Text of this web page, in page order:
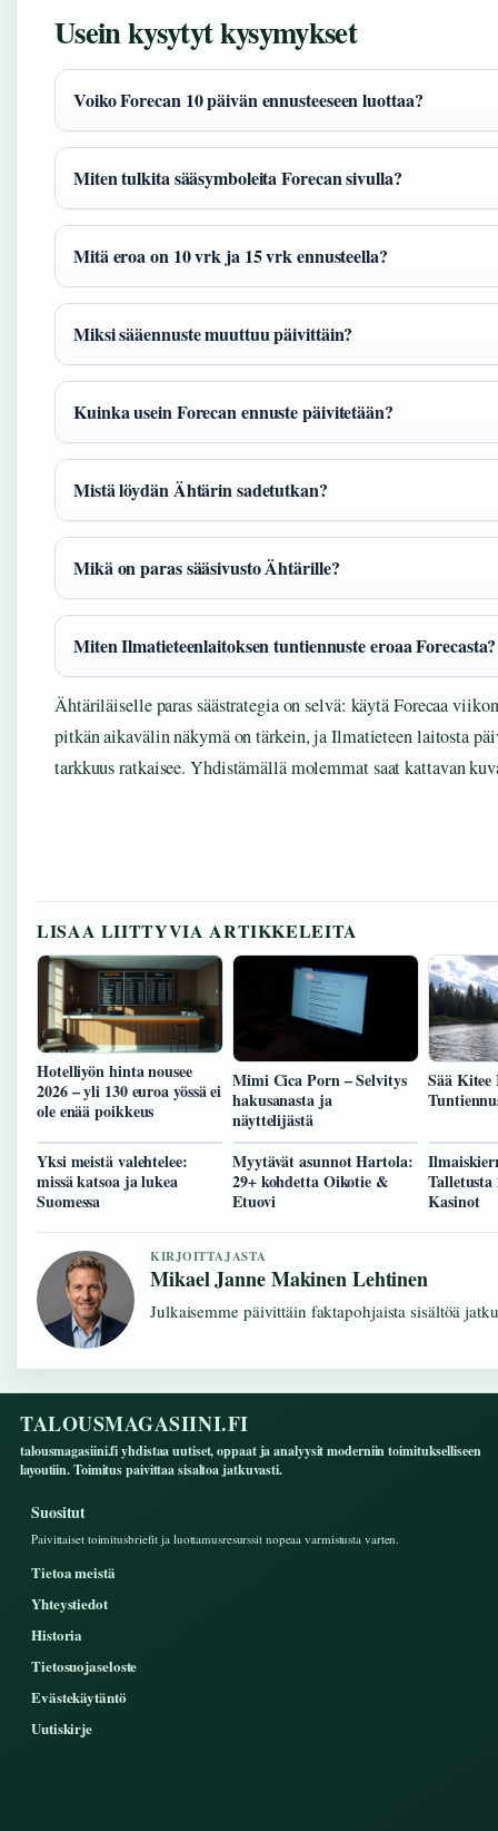
Usein kysytyt kysymykset
Voiko Forecan 10 päivän ennusteeseen luottaa?
Miten tulkita sääsymboleita Forecan sivulla?
Mitä eroa on 10 vrk ja 15 vrk ennusteella?
Miksi sääennuste muuttuu päivittäin?
Kuinka usein Forecan ennuste päivitetään?
Mistä löydän Ähtärin sadetutkan?
Mikä on paras sääsivusto Ähtärille?
Miten Ilmatieteenlaitoksen tuntiennuste eroaa Forecasta?
Ähtäriläiselle paras säästrategia on selvä: käytä Forecaa
pitkän aikavälin näkymä on tärkein, ja Ilmatieteen laitosta
tarkkuus ratkaisee. Yhdistämällä molemmat saat kattavan
LISAA LIITTYVIA ARTIKKELEITA
Hotelliyön hinta nousee
2026 – yli 130 euroa yössä ei
ole enää poikkeus
Mimi Cica Porn – Selvitys
hakusanasta ja
näyttelijästä
Sää
Yksi meistä valehtelee:
missä katsoa ja lukea
Suomessa
Myytävät asunnot Hartola:
29+ kohdetta Oikotie &
Etuovi
Talletusta
Kasinot
KIRJOITTAJASTA
Mikael Janne Makinen Lehtinen
Julkaisemme päivittäin faktapohjaista sisältöä
TALOUSMAGASIINI.FI
talousmagasiini.fi yhdistaa uutiset, oppaat ja analyysit moderniin toimitukselliseen
layoutiin. Toimitus paivittaa sisaltoa jatkuvasti.
Suositut
Paivittaiset toimitusbriefit ja luottamusresurssit nopeaa varmistusta varten.
Tietoa meistä
Yhteystiedot
Historia
Tietosuojaseloste
Evästekäytäntö
Uutiskirje